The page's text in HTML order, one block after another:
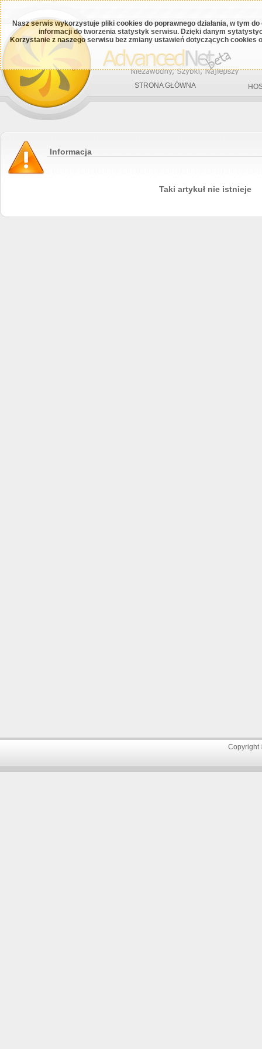
Nasz serwis wykorzystuje pliki cookies do poprawnego działania, w tym
informacji do tworzenia statystyk serwisu. Dzięki danym
Korzystanie z naszego serwisu bez zmiany ustawień dotyczących cookies
STRONA GŁÓWNA
Informacja
Taki artykuł nie istnieje
Copyright